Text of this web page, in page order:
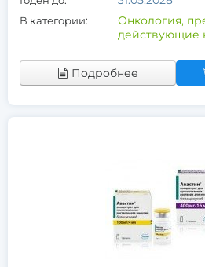
В категории:
Онкология,
действующие
Подробнее